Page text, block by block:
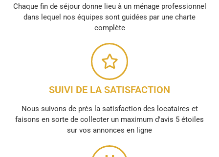
Chaque fin de séjour donne lieu à un ménage professionnel
dans lequel nos équipes sont guidées par une charte
complète
SUIVI DE LA SATISFACTION
Nous suivons de près la satisfaction des locataires et
faisons en sorte de collecter un maximum d'avis 5 étoiles
sur vos annonces en ligne